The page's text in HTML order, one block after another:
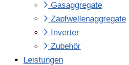
Gasaggregate
Zapfwellenaggregate
Inverter
Zubehör
Leistungen